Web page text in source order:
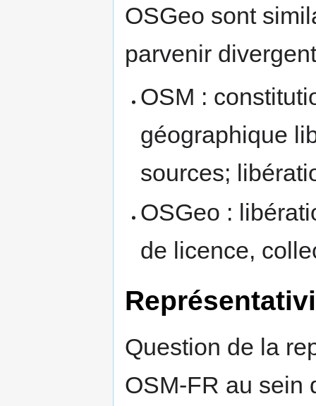
OSGeo sont
parvenir
OSM :
géographique
sources;
OSGeo :
de licence,
Question de la
OSM-FR au sein